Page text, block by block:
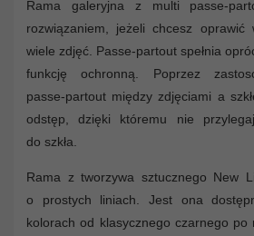
Rama galeryjna z multi passe-
rozwiązaniem, jeżeli chcesz oprawić
wiele zdjęć. Passe-partout spełnia
funkcję ochronną. Poprzez
passe-partout między zdjęciami a
odstęp, dzięki któremu nie
do szkła.
Rama z tworzywa sztucznego New
o prostych liniach. Jest ona
kolorach od klasycznego czarnego po